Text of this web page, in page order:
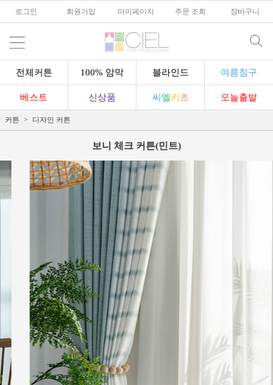
로그인 회원가입 마이페이지 주문 조회 장바구니
전체커튼 100% 암막 블라인드 여름침구
베스트 신상품 씨 엘키 즈 오늘출발
커튼 디자인 커튼
보니 체크 커튼(민트)